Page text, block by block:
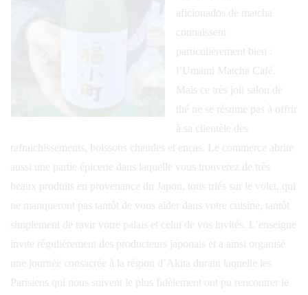
aficionados de matcha
connaissent
particulièrement bien :
l’Umami Matcha Café.
Mais ce très joli salon de
thé ne se résume pas à offrir
à sa clientèle des
rafraichissements, boissons chaudes et encas. Le commerce abrite
aussi une partie épicerie dans laquelle vous trouverez de très
beaux produits en provenance du Japon, tous triés sur le volet, qui
ne manqueront pas tantôt de vous aider dans votre cuisine, tantôt
simplement de ravir votre palais et celui de vos invités. L’enseigne
invite régulièrement des producteurs japonais et a ainsi organisé
une journée consacrée à la région d’Akita durant laquelle les
Parisiens qui nous suivent le plus fidèlement ont pu rencontrer le